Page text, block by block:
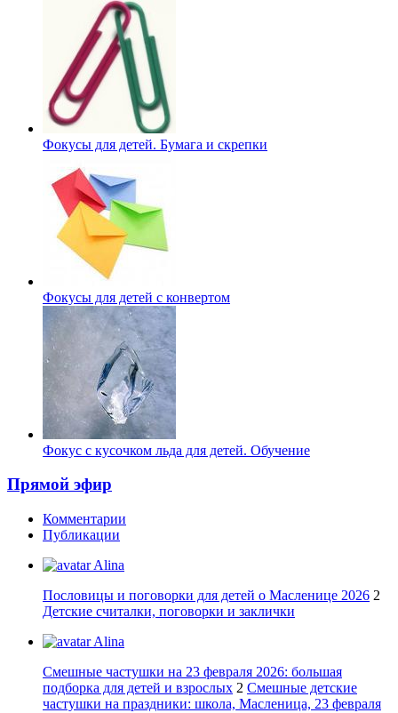
Фокусы для детей. Бумага и скрепки
Фокусы для детей с конвертом
Фокус с кусочком льда для детей. Обучение
Прямой эфир
Комментарии
Публикации
Alina
Пословицы и поговорки для детей о Масленице 2026 2
Детские считалки, поговорки и заклички
Alina
Смешные частушки на 23 февраля 2026: большая
подборка для детей и взрослых 2 Смешные детские
частушки на праздники: школа, Масленица, 23 февраля